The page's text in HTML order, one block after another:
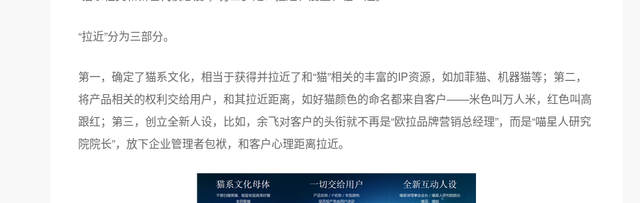
于是，欧拉确立了不做保温瓶营销的方针，以用户为中心，用户的兴趣在哪里，欧拉就在哪里，将关注点
资料来源：余飞在《电动汽车观察家》大会上的演讲
随后，“猫系”营销的计划迅速展开，即余飞所说的“猫系社交和新世代谈恋爱”，这也是他在《电动汽车观察
家》第二届新能源汽车商业化大会上的演讲核心和主线。
“猫系社交和新世代谈恋爱”，分三步走：拉近、爱上、在一起。